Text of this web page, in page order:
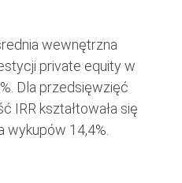
wewnętrzna
private equity w
Dla przedsięwzięć
IRR kształtowała się
wykupów 14,4%.